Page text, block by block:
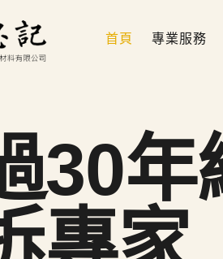
首頁 專業服務
30年
專家